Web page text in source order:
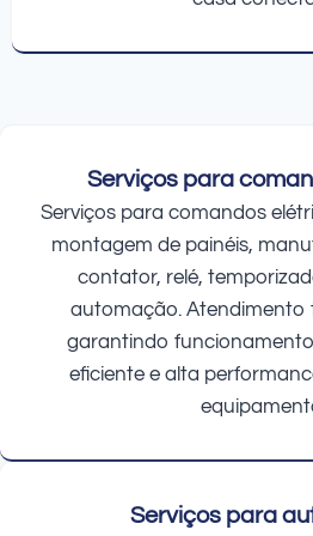
Serviços para
Serviços para comandos
montagem de painéis,
contator, relé,
automação. Atendimento
garantindo
eficiente e alta
Serviços para